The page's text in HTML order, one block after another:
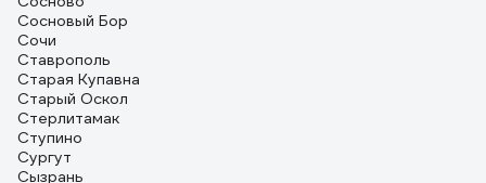
Сосновый Бор
Сочи
Ставрополь
Старая Купавна
Старый Оскол
Стерлитамак
Ступино
Сургут
Сызрань